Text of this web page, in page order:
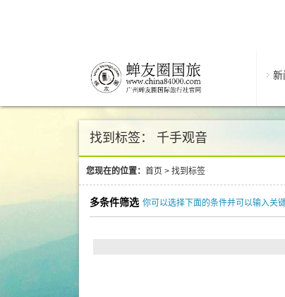
新
找到标签： 千手观音
您现在的位置： 首页 > 找到标签
多条件筛选 你可以选择下面的条件并可以输入关